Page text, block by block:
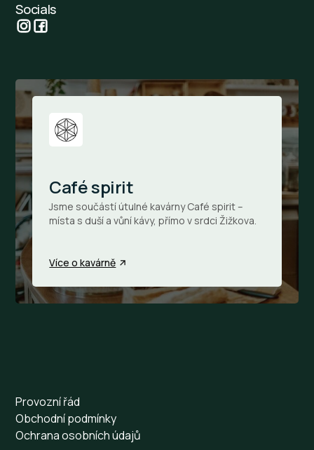
Socials
Café spirit
Jsme součástí útulné kavárny Café spirit –
místa s duší a vůní kávy, přímo v srdci Žižkova.
Více o kavárně
Provozní řád
Obchodní podmínky
Ochrana osobních údajů